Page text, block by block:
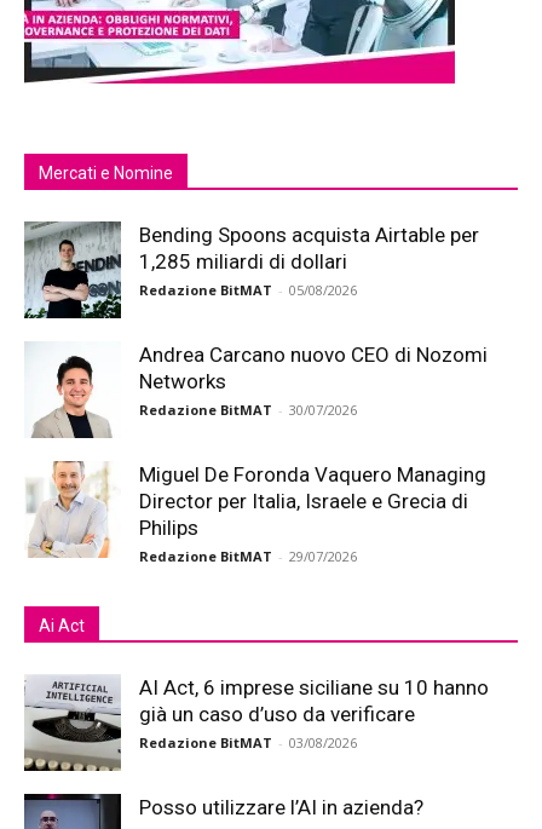
Mercati e Nomine
Bending Spoons acquista Airtable per
1,285 miliardi di dollari
Redazione BitMAT - 05/08/2026
Andrea Carcano nuovo CEO di Nozomi
Networks
Redazione BitMAT - 30/07/2026
Miguel De Foronda Vaquero Managing
Director per Italia, Israele e Grecia di
Philips
Redazione BitMAT - 29/07/2026
Ai Act
AI Act, 6 imprese siciliane su 10 hanno
già un caso d’uso da verificare
Redazione BitMAT - 03/08/2026
Posso utilizzare l’AI in azienda?